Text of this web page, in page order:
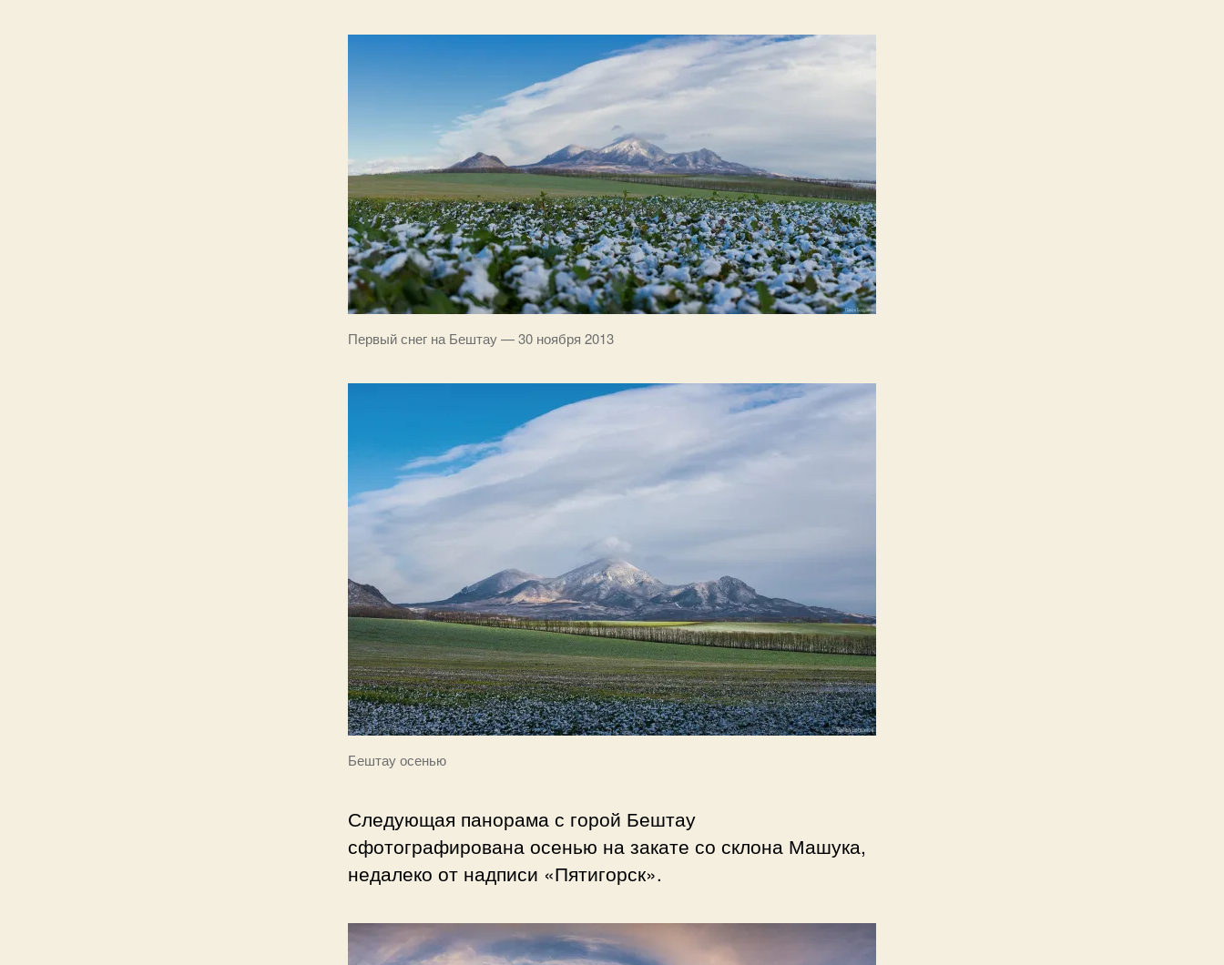
Первый снег на Бештау — 30 ноября 2013
Бештау осенью
Следующая панорама с горой Бештау
сфотографирована осенью на закате со склона Машука,
недалеко от надписи «Пятигорск».